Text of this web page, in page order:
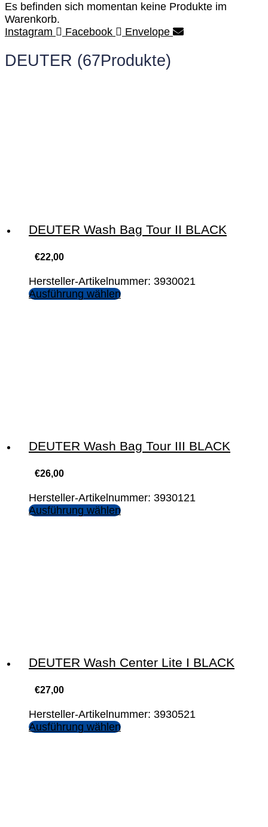
Es befinden sich momentan keine Produkte im
Warenkorb.
Instagram
Facebook Envelope
DEUTER (67Produkte)
DEUTER Wash Bag Tour II BLACK
€22,00
Hersteller-Artikelnummer: 3930021
Ausführung wählen
DEUTER Wash Bag Tour III BLACK
€26,00
Hersteller-Artikelnummer: 3930121
Ausführung wählen
DEUTER Wash Center Lite I BLACK
€27,00
Hersteller-Artikelnummer: 3930521
Ausführung wählen